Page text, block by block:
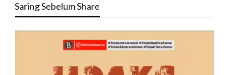
Saring Sebelum Share